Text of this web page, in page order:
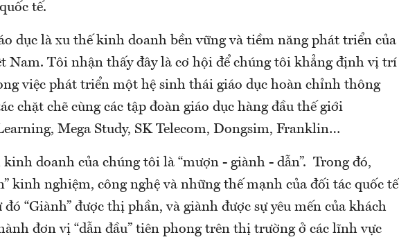
tế.
dục là xu thế kinh doanh bền vững và tiềm năng phát triển của
Nam. Tôi nhận thấy đây là cơ hội để chúng tôi khẳng định vị trí
việc phát triển một hệ sinh thái giáo dục hoàn chỉnh thông
chặt chẽ cùng các tập đoàn giáo dục hàng đầu thế giới
Mega Study, SK Telecom, Dongsim, Franklin…
kinh doanh của chúng tôi là “mượn - giành - dẫn”. Trong đó,
kinh nghiệm, công nghệ và những thế mạnh của đối tác quốc tế
đó “Giành” được thị phần, và giành được sự yêu mến của khách
đơn vị “dẫn đầu” tiên phong trên thị trường ở các lĩnh vực